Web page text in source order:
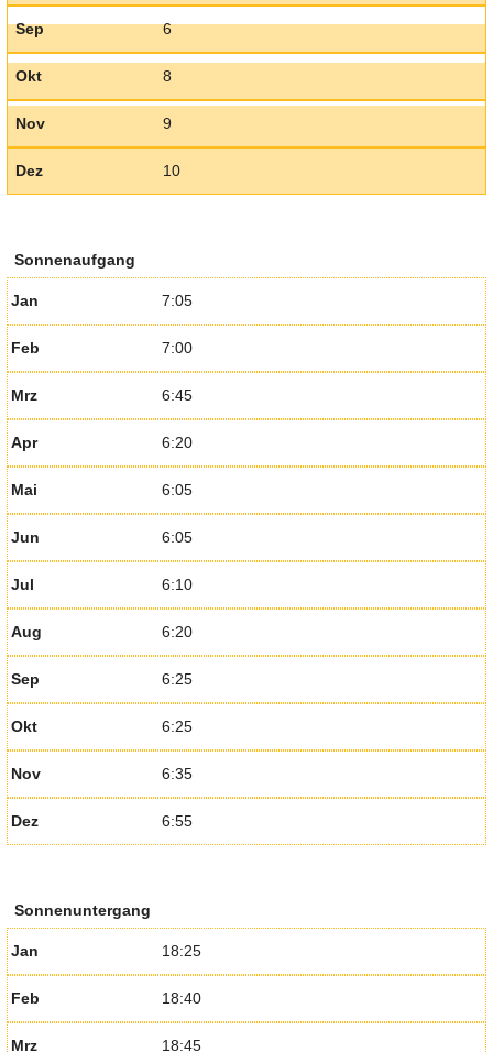
Sep 6
Okt 8
Nov 9
Dez 10
Sonnenaufgang
Jan 7:05
Feb 7:00
Mrz 6:45
Apr 6:20
Mai 6:05
Jun 6:05
Jul 6:10
Aug 6:20
Sep 6:25
Okt 6:25
Nov 6:35
Dez 6:55
Sonnenuntergang
Jan 18:25
Feb 18:40
Mrz 18:45